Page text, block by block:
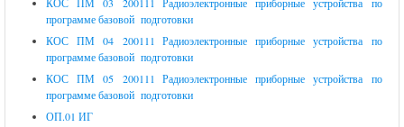
КОС ПМ 03 200111 Радиоэлектронные приборные устройства по
программе базовой подготовки
КОС ПМ 04 200111 Радиоэлектронные приборные устройства по
программе базовой подготовки
КОС ПМ 05 200111 Радиоэлектронные приборные устройства по
программе базовой подготовки
ОП.01 ИГ